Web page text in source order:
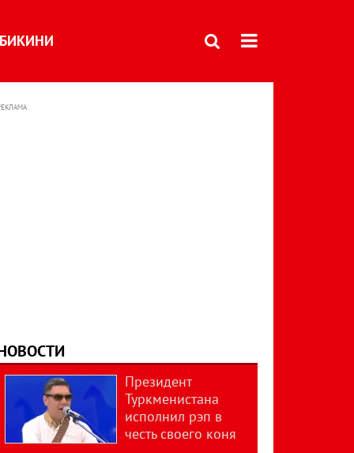
БИКИНИ
Президент
Туркменистана
исполнил рэп в
честь своего коня